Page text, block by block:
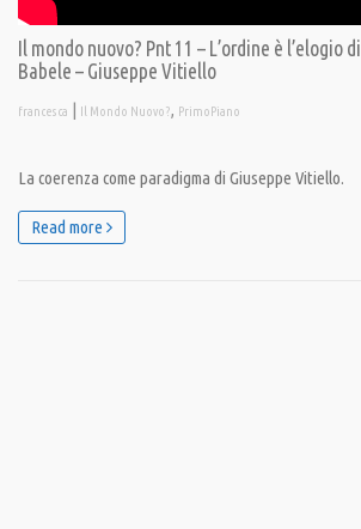
Il mondo nuovo? Pnt 11 – L’ordine è l’elogio di
Babele – Giuseppe Vitiello
francesca | Il Mondo Nuovo?, PrimoPiano
La coerenza come paradigma di Giuseppe Vitiello.
Read more